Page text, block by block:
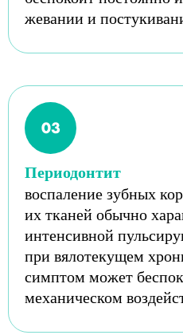
жевании и
Периодонтит
воспаление зубных
их тканей обычно
интенсивной
при вялотекущем
симптом может
механическом